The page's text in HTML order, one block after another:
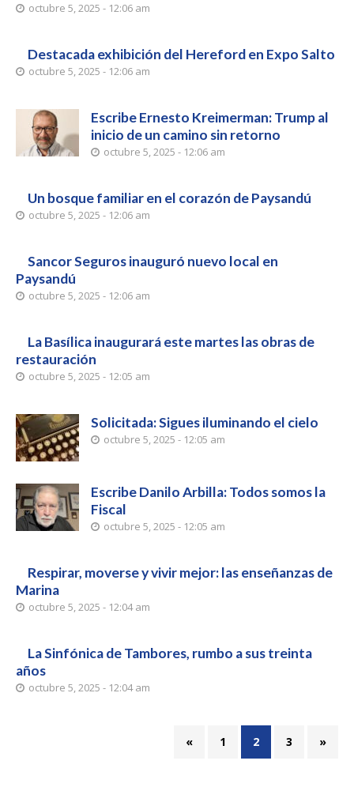
octubre 5, 2025 - 12:06 am
Destacada exhibición del Hereford en Expo Salto
octubre 5, 2025 - 12:06 am
Escribe Ernesto Kreimerman: Trump al
inicio de un camino sin retorno
octubre 5, 2025 - 12:06 am
Un bosque familiar en el corazón de Paysandú
octubre 5, 2025 - 12:06 am
Sancor Seguros inauguró nuevo local en
Paysandú
octubre 5, 2025 - 12:06 am
La Basílica inaugurará este martes las obras de
restauración
octubre 5, 2025 - 12:05 am
Solicitada: Sigues iluminando el cielo
octubre 5, 2025 - 12:05 am
Escribe Danilo Arbilla: Todos somos la
Fiscal
octubre 5, 2025 - 12:05 am
Respirar, moverse y vivir mejor: las enseñanzas de
Marina
octubre 5, 2025 - 12:04 am
La Sinfónica de Tambores, rumbo a sus treinta
años
octubre 5, 2025 - 12:04 am
« 1 2 3 »